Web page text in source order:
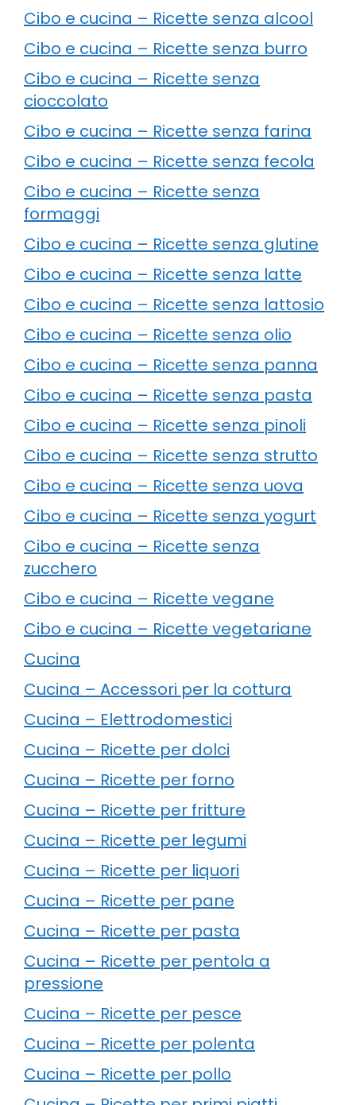
Cibo e cucina – Ricette senza alcool
Cibo e cucina – Ricette senza burro
Cibo e cucina – Ricette senza
cioccolato
Cibo e cucina – Ricette senza farina
Cibo e cucina – Ricette senza fecola
Cibo e cucina – Ricette senza
formaggi
Cibo e cucina – Ricette senza glutine
Cibo e cucina – Ricette senza latte
Cibo e cucina – Ricette senza lattosio
Cibo e cucina – Ricette senza olio
Cibo e cucina – Ricette senza panna
Cibo e cucina – Ricette senza pasta
Cibo e cucina – Ricette senza pinoli
Cibo e cucina – Ricette senza strutto
Cibo e cucina – Ricette senza uova
Cibo e cucina – Ricette senza yogurt
Cibo e cucina – Ricette senza
zucchero
Cibo e cucina – Ricette vegane
Cibo e cucina – Ricette vegetariane
Cucina
Cucina – Accessori per la cottura
Cucina – Elettrodomestici
Cucina – Ricette per dolci
Cucina – Ricette per forno
Cucina – Ricette per fritture
Cucina – Ricette per legumi
Cucina – Ricette per liquori
Cucina – Ricette per pane
Cucina – Ricette per pasta
Cucina – Ricette per pentola a
pressione
Cucina – Ricette per pesce
Cucina – Ricette per polenta
Cucina – Ricette per pollo